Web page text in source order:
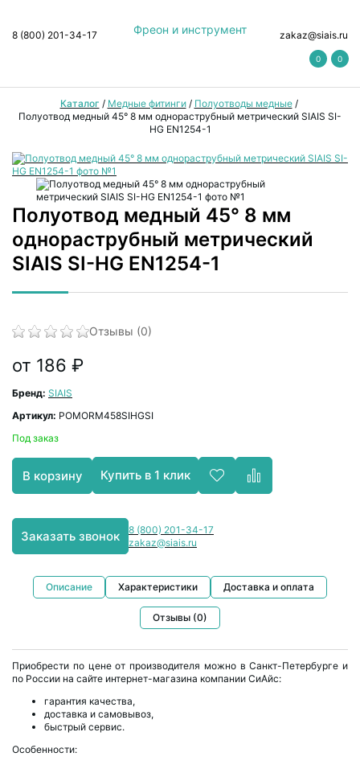
Фреон и инструмент
8 (800) 201-34-17 zakaz@siais.ru
0 0
Каталог / Медные фитинги/ Полуотводы медные/
Полуотвод медный 45° 8 мм однораструбный метрический SIAIS SI-
HG EN1254-1
Полуотвод медный 45° 8 мм
однораструбный метрический
SIAIS SI-HG EN1254-1
Отзывы (0)
от 186 ₽
Бренд: SIAIS
Артикул: POMORM458SIHGSI
Под заказ
В корзину Купить в 1 клик
Заказать звонок
8 (800) 201-34-17
zakaz@siais.ru
Описание Характеристики Доставка и оплата
Отзывы (0)
Приобрести по цене от производителя можно в Санкт-Петербурге и
по России на сайте интернет-магазина компании СиАйс:
гарантия качества,
доставка и самовывоз,
быстрый сервис.
Особенности: